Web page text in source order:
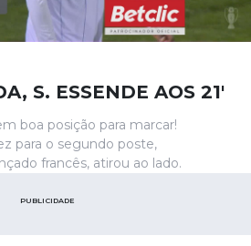
S. ESSENDE AOS 21'
boa posição para marcar!
para o segundo poste,
francês, atirou ao lado.
PUBLICIDADE